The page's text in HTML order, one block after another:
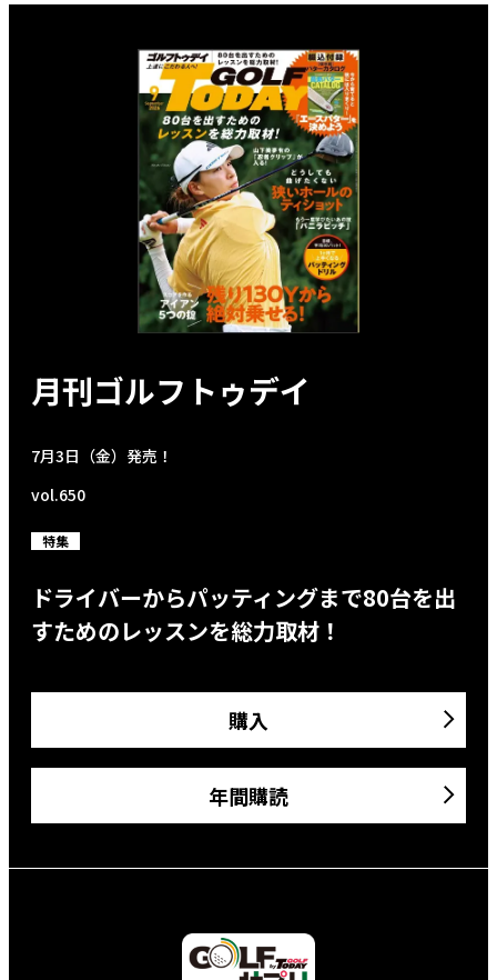
月刊ゴルフトゥデイ
7月3日（金）発売！
vol.650
特集
ドライバーからパッティングまで80台を出
すためのレッスンを総力取材！
購入
年間購読